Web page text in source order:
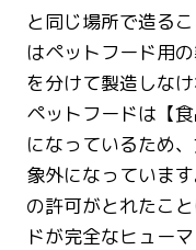
と同じ場所で造る
はペットフード用
を分けて製造しな
ペットフードは【
になっているため
象外になっていま
の許可がとれたこ
ドが完全なヒュー